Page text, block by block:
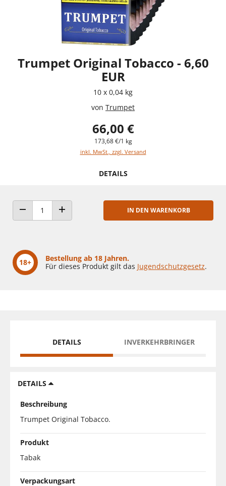
Trumpet Original Tobacco - 6,60
EUR
10 x 0,04 kg
von Trumpet
66,00 €
173,68 €/1 kg
inkl. MwSt., zzgl. Versand
DETAILS
ANZAHL VERRINGERNANZAHL ERHÖHEN
IN DEN WARENKORB
18+
Bestellung ab 18 Jahren.
Für dieses Produkt gilt das Jugendschutzgesetz.
DETAILS INVERKEHRBRINGER
DETAILS
Beschreibung
Trumpet Original Tobacco.
Produkt
Tabak
Verpackungsart